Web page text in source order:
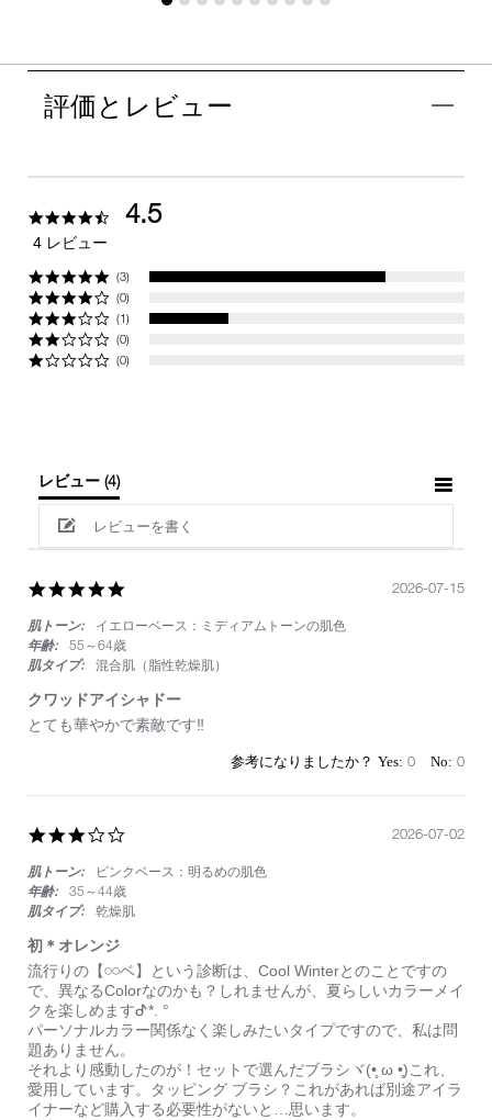
評価とレビュー
4.54.5
4 レビュー
(3)
(0)
(1)
(0)
(0)
レビュー (4)
レビューを書く
rating
肌トーン:
イエローベース：ミディアムトーンの肌色
年齢:
55～64歳
肌タイプ:
混合肌（脂性乾燥肌）
クワッドアイシャドー
Review
Jul
review
ッ
ア
シ
ャ
ド
とても華やかで素敵です‼️
2026-07-15
0 0
rating
肌トーン:
ピンクベース：明るめの肌色
年齢:
35～44歳
肌タイプ:
乾燥肌
初＊オレンジ
Review
by
on
2
Jul
2026
review
stating
初
＊
オ
レ
ン
ジ
流行りの【𓏸𓏸ベ】という診断は、Cool Winterとのことですの
で、異なるColorなのかも？しれませんが、夏らしいカラーメイ
クを楽しめますᕷ*. °
パーソナルカラー関係なく楽しみたいタイプですので、私は問
題ありません。
それより感動したのが！セットで選んだブラシヾ(•̥ ω •̥)これ、
愛用しています。タッピング ブラシ？これがあれば別途アイラ
イナーなど購入する必要性がないと…思います。
2026-07-02